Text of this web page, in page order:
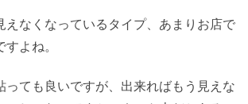
えなくなっているタイプ、あまりお店で
よね。
っても良いですが、出来ればもう見えな